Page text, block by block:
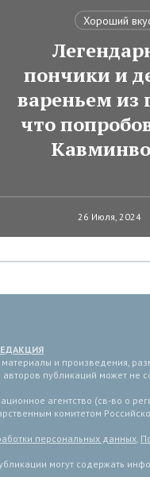
Хороший
пончики и
вареньем из
что
26 Июля, 2024
и произведения,
публикаций может не
агентство (св-во о
комитетом
персональных данных,
могут содержать